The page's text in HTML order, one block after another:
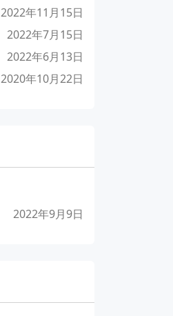
2022年11月15日
2022年7月15日
2022年6月13日
2020年10月22日
2022年9月9日